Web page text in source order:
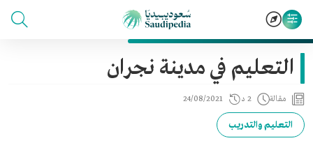
التعليم في مدينة نجران
مقالة 2 د 24/08/2021
التعليم والتدريب